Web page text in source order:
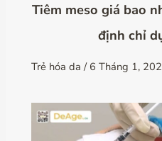
Tiêm meso giá bao
định chỉ
Trẻ hóa da / 6 Tháng 1,